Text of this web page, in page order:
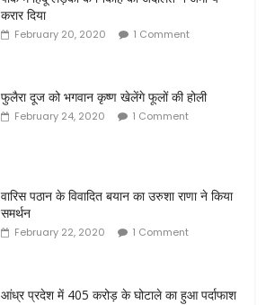
करार दिया
February 20, 2020 1 Comment
फुलैरा दूज को भगवान कृष्ण खेलेंगे फूलों की होली
February 24, 2020 1 Comment
वारिस पठान के विवादित बयान का उरुशा राणा ने किया
समर्थन
February 22, 2020 1 Comment
आंध्र प्रदेश में 405 करोड़ के घोटाले का हुआ पर्दाफाश